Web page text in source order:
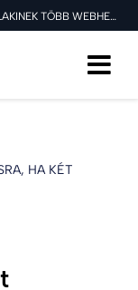
MI TÖRTÉNIK A RANGSOROLÁSSAL, HA VALAKINEK TÖBB WEBHELYE IS VAN?
HA KÉT